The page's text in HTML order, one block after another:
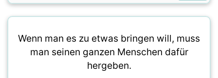
Wenn man es zu etwas bringen will, muss
man seinen ganzen Menschen dafür
hergeben.